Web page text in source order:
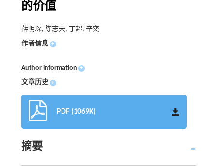
的价值
薛明琛, 陈志天, 丁超, 辛奕
作者信息 +
Author information +
文章历史 +
PDF (1069K)
摘要